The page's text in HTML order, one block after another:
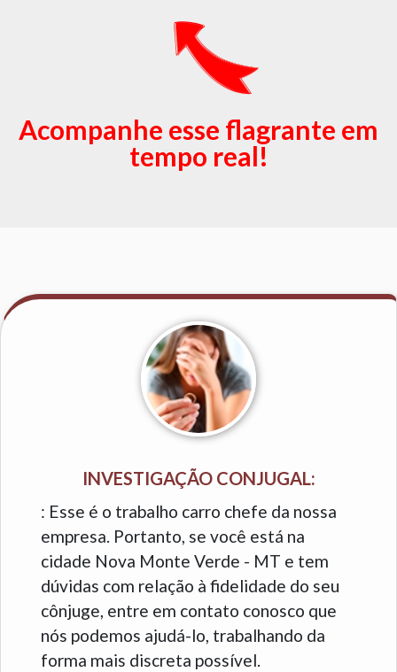
Acompanhe esse flagrante em
tempo real!
INVESTIGAÇÃO CONJUGAL:
: Esse é o trabalho carro chefe da nossa
empresa. Portanto, se você está na
cidade Nova Monte Verde - MT e tem
dúvidas com relação à fidelidade do seu
cônjuge, entre em contato conosco que
nós podemos ajudá-lo, trabalhando da
forma mais discreta possível.